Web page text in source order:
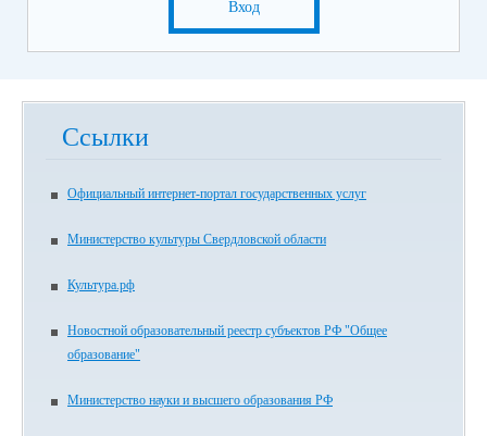
Вход
Ссылки
Официальный интернет-портал государственных услуг
Министерство культуры Свердловской области
Культура.рф
Новостной образовательный реестр субъектов РФ "Общее
образование"
Министерство науки и высшего образования РФ